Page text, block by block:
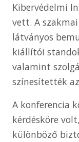
Kibervédelmi
vett. A
látványos
kiállítói
valamint
színesítették
A konferencia
kérdésköre
különböző